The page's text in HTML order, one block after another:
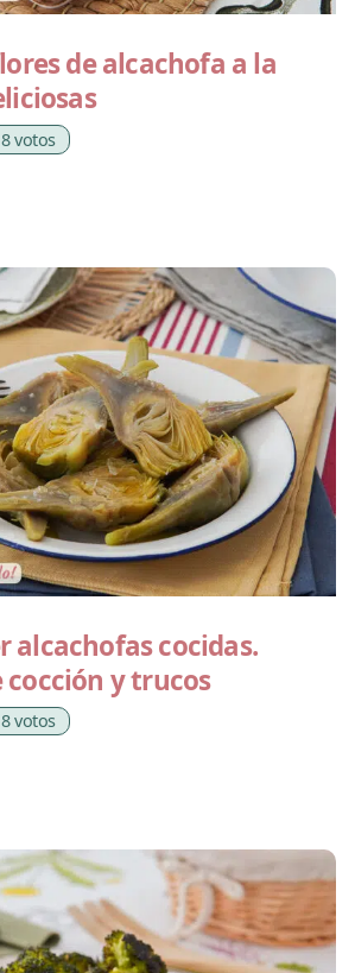
de alcachofa a la
8 votos
alcachofas cocidas.
cocción y trucos
8 votos